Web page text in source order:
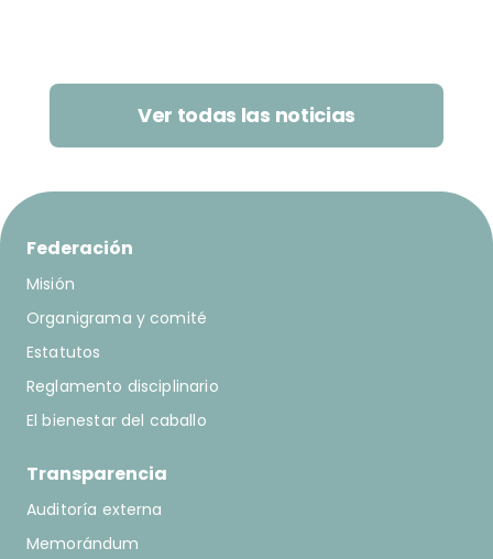
Ver todas las noticias
Federación
Misión
Organigrama y comité
Estatutos
Reglamento disciplinario
El bienestar del caballo
Transparencia
Auditoría externa
Memorándum